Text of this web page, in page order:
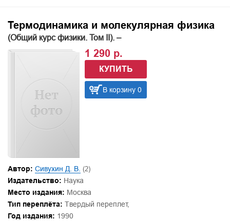
Термодинамика и молекулярная физика
(Общий курс физики. Том II). –
1 290 р.
КУПИТЬ
В корзину 0
Автор: Сивухин Д. В. (2)
Издательство: Наука
Место издания: Москва
Тип переплёта: Твердый переплет,
Год издания: 1990